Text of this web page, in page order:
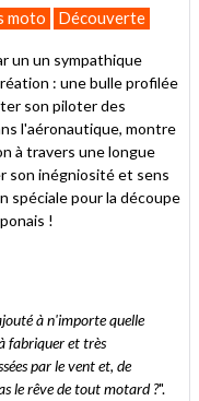
moto Découverte
un un sympathique
: une bulle profilée
son piloter des
l'aéronautique, montre
à travers une longue
son inégniosité et sens
spéciale pour la découpe
!
à n'importe quelle
fabriquer et très
par le vent et, de
le rêve de tout motard ?".